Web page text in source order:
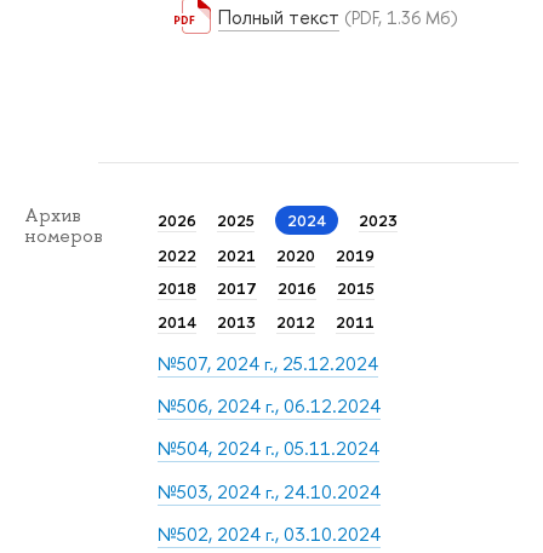
Полный текст (PDF, 1.36 Мб)
Архив
номеров
2026 2025 2024
2023
2022
2021 2020
2019
2018
2017 2016
2015
2014
2013 2012 2011
№507, 2024 г., 25.12.2024
№506, 2024 г., 06.12.2024
№504, 2024 г., 05.11.2024
№503, 2024 г., 24.10.2024
№502, 2024 г., 03.10.2024